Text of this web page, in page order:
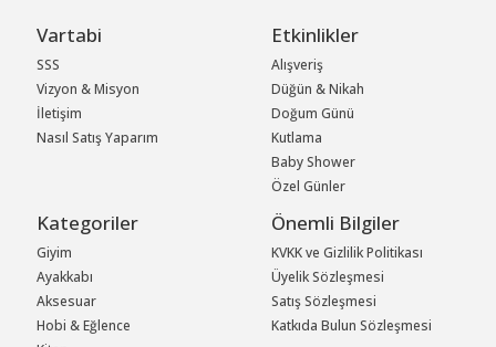
Vartabi
SSS
Vizyon & Misyon
İletişim
Nasıl Satış Yaparım
Etkinlikler
Alışveriş
Düğün & Nikah
Doğum Günü
Kutlama
Baby Shower
Özel Günler
Kategoriler
Giyim
Ayakkabı
Aksesuar
Hobi & Eğlence
Önemli Bilgiler
KVKK ve Gizlilik Politikası
Üyelik Sözleşmesi
Satış Sözleşmesi
Katkıda Bulun Sözleşmesi